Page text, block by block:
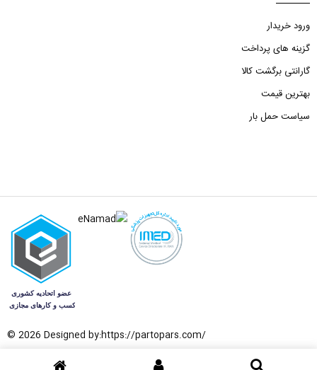
ورود خریدار
گزینه های پرداخت
گارانتی برگشت کالا
بهترین قیمت
سیاست حمل بار
© 2026 Designed by:https://partopars.com/